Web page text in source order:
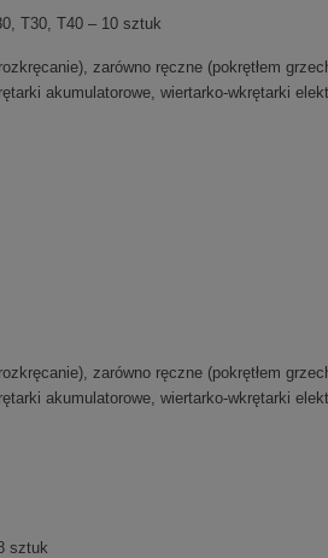
T30, T40 – 10 sztuk
zarówno ręczne (pokrętłem
akumulatorowe, wiertarko-wkrętarki
zarówno ręczne (pokrętłem
akumulatorowe, wiertarko-wkrętarki
sztuk